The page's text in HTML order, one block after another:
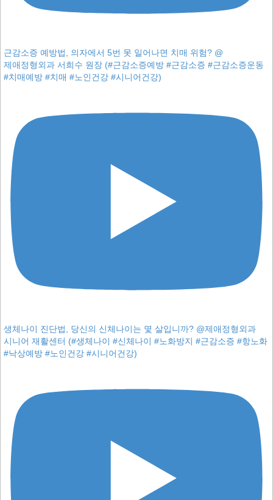
근감소증 예방법, 의자에서 5번 못 일어나면 치매 위험? @
제애정형외과 서희수 원장 (#근감소증예방 #근감소증 #근감소증운동
#치매예방 #치매 #노인건강 #시니어건강)
생체나이 진단법, 당신의 신체나이는 몇 살입니까? @제애정형외과
시니어 재활센터 (#생체나이 #신체나이 #노화방지 #근감소증 #항노화
#낙상예방 #노인건강 #시니어건강)